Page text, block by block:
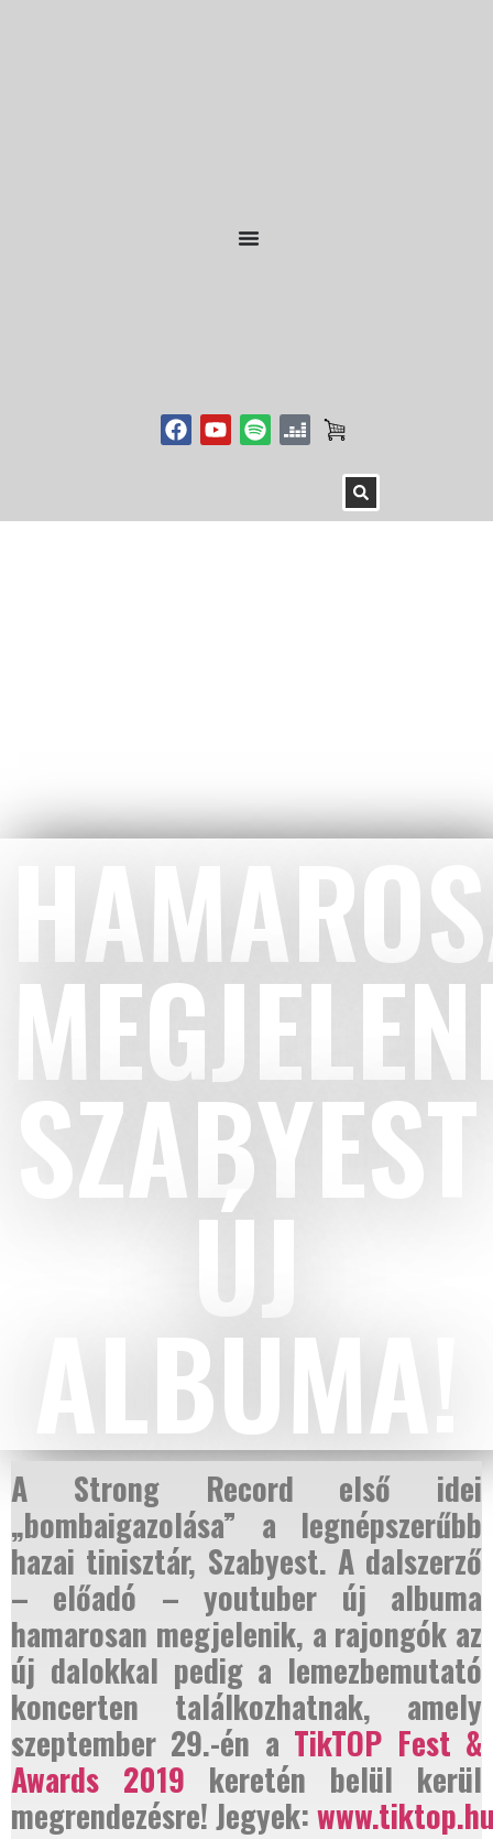
SZABYEST
ÚJ
ALBUMA!
A Strong Record első idei
„bombaigazolása” a legnépszerűbb
hazai tinisztár, Szabyest. A dalszerző
– előadó – youtuber új albuma
hamarosan megjelenik, a rajongók az
új dalokkal pedig a lemezbemutató
koncerten találkozhatnak, amely
szeptember 29.-én a TikTOP Fest &
Awards 2019 keretén belül kerül
megrendezésre! Jegyek: